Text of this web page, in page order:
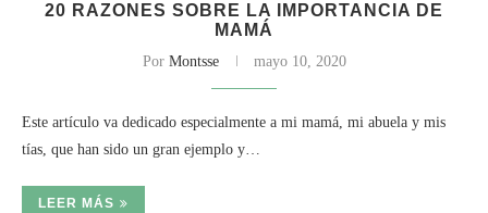
20 RAZONES SOBRE LA IMPORTANCIA DE
MAMÁ
Por Montsse mayo 10, 2020
Este artículo va dedicado especialmente a mi mamá, mi abuela y mis
tías, que han sido un gran ejemplo y…
LEER MÁS